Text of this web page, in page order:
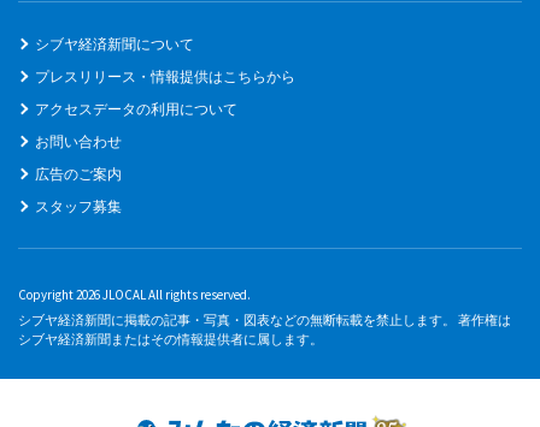
シブヤ経済新聞について
プレスリリース・情報提供はこちらから
アクセスデータの利用について
お問い合わせ
広告のご案内
スタッフ募集
Copyright 2026 JLOCAL All rights reserved.
シブヤ経済新聞に掲載の記事・写真・図表などの無断転載を禁止します。 著作権は
シブヤ経済新聞またはその情報提供者に属します。